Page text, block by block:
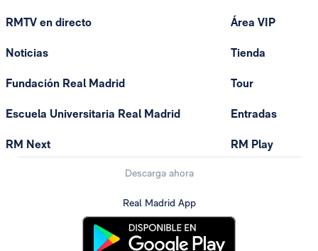
RMTV en directo
Noticias
Fundación Real Madrid
Escuela Universitaria Real Madrid
RM Next
Área VIP
Tienda
Tour
Entradas
RM Play
Descarga ahora
Real Madrid App